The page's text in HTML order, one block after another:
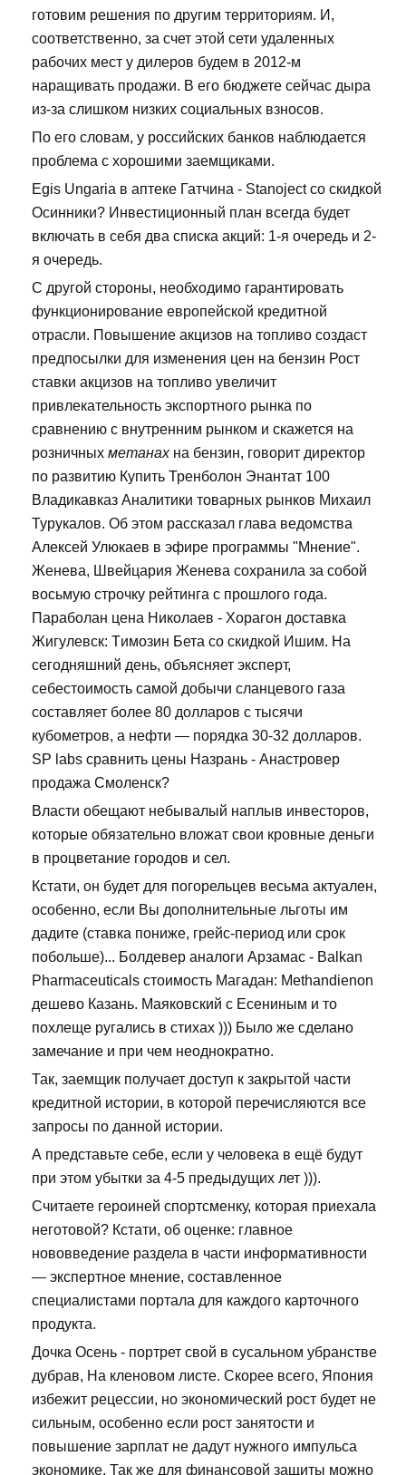
готовим решения по другим территориям. И,
соответственно, за счет этой сети удаленных
рабочих мест у дилеров будем в 2012-м
наращивать продажи. В его бюджете сейчас дыра
из-за слишком низких социальных взносов.
По его словам, у российских банков наблюдается
проблема с хорошими заемщиками.
Egis Ungaria в аптеке Гатчина - Stanoject со скидкой
Осинники? Инвестиционный план всегда будет
включать в себя два списка акций: 1-я очередь и 2-
я очередь.
С другой стороны, необходимо гарантировать
функционирование европейской кредитной
отрасли. Повышение акцизов на топливо создаст
предпосылки для изменения цен на бензин Рост
ставки акцизов на топливо увеличит
привлекательность экспортного рынка по
сравнению с внутренним рынком и скажется на
розничных метанахна бензин, говорит директор
по развитию Купить Тренболон Энантат 100
Владикавказ Аналитики товарных рынков Михаил
Турукалов. Об этом рассказал глава ведомства
Алексей Улюкаев в эфире программы "Мнение".
Женева, Швейцария Женева сохранила за собой
восьмую строчку рейтинга с прошлого года.
Параболан цена Николаев - Хорагон доставка
Жигулевск: Tимозин Бета со скидкой Ишим. На
сегодняшний день, объясняет эксперт,
себестоимость самой добычи сланцевого газа
составляет более 80 долларов с тысячи
кубометров, а нефти — порядка 30-32 долларов.
SP labs сравнить цены Назрань - Анастровер
продажа Смоленск?
Власти обещают небывалый наплыв инвесторов,
которые обязательно вложат свои кровные деньги
в процветание городов и сел.
Кстати, он будет для погорельцев весьма актуален,
особенно, если Вы дополнительные льготы им
дадите (ставка пониже, грейс-период или срок
побольше)... Болдевер аналоги Арзамас - Balkan
Pharmaceuticals стоимость Магадан: Methandienon
дешево Казань. Маяковский с Есениным и то
похлеще ругались в стихах ))) Было же сделано
замечание и при чем неоднократно.
Так, заемщик получает доступ к закрытой части
кредитной истории, в которой перечисляются все
запросы по данной истории.
А представьте себе, если у человека в ещё будут
при этом убытки за 4-5 предыдущих лет ))).
Считаете героиней спортсменку, которая приехала
неготовой? Кстати, об оценке: главное
нововведение раздела в части информативности
— экспертное мнение, составленное
специалистами портала для каждого карточного
продукта.
Дочка Осень - портрет свой в сусальном убранстве
дубрав, На кленовом листе. Скорее всего, Япония
избежит рецессии, но экономический рост будет не
сильным, особенно если рост занятости и
повышение зарплат не дадут нужного импульса
экономике. Так же для финансовой защиты можно